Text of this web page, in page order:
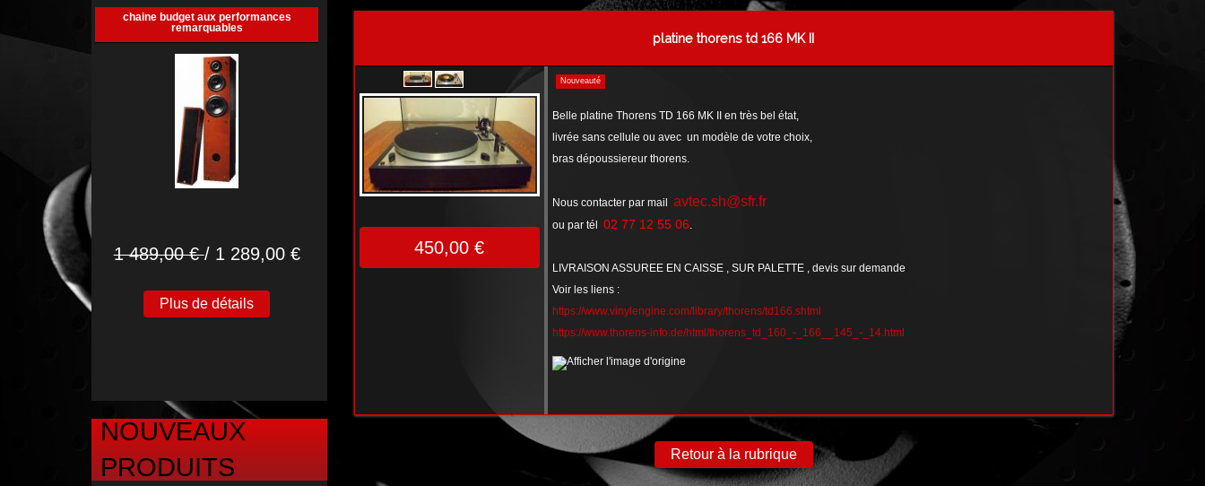
chaine budget aux performances
remarquables
1 489,00 €/ 1 289,00 €
Plus de détails
NOUVEAUX
PRODUITS
platine thorens td 166 MK II
450,00 €
Nouveauté
Belle platine Thorens TD 166 MK II en très bel état,
livrée sans cellule ou avec un modèle de votre choix,
bras dépoussiereur thorens.
Nous contacter par mail avtec.sh@sfr.fr
ou par tél 02 77 12 55 06.
LIVRAISON ASSUREE EN CAISSE , SUR PALETTE , devis sur demande
Voir les liens :
https://www.vinylengine.com/library/thorens/td166.shtml
https://www.thorens-info.de/html/thorens_td_160_-_166__145_-_14.html
Retour à la rubrique